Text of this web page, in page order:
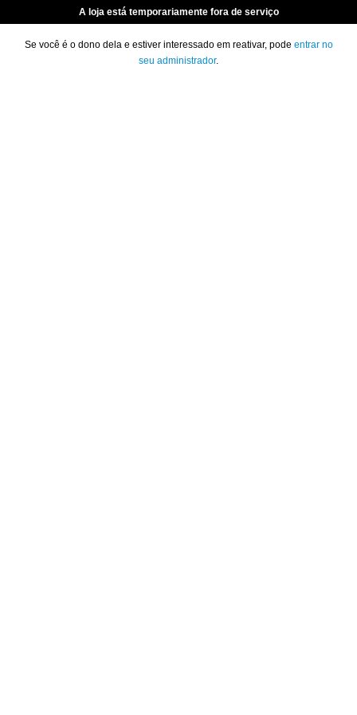
A loja está temporariamente fora de serviço
Se você é o dono dela e estiver interessado em reativar, pode entrar no
seu administrador.